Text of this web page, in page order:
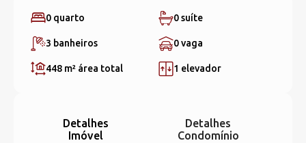
0 quarto 0 suíte
3 banheiros 0 vaga
448 m² área total 1 elevador
Detalhes
Imóvel
Detalhes
Condomínio